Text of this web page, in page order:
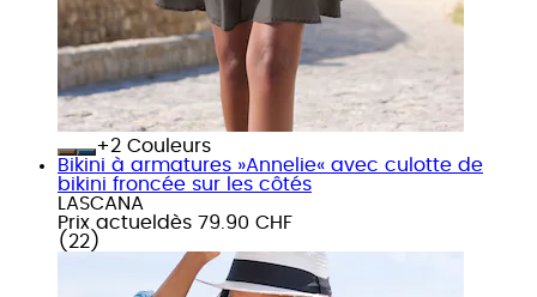
+
Couleurs
Bikini à armatures »Annelie« avec culotte de
bikini froncée sur les côtés
LASCANA
Prix actuel dès 79.90 CHF
( 22 )